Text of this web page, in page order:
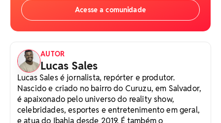
Acesse a comunidade
AUTOR
Lucas Sales
Lucas Sales é jornalista, repórter e produtor.
Nascido e criado no bairro do Curuzu, em Salvador,
é apaixonado pelo universo do reality show,
celebridades, esportes e entretenimento em geral,
e atua do Ibahia desde 2019. É também o